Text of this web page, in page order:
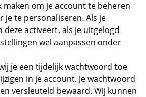
maken om je account te beheren
je te personaliseren. Als je
deze activeert, als je uitgelogd
wel aanpassen onder
je een tijdelijk wachtwoord toe
in je account. Je wachtwoord
versleuteld bewaard. Wij kunnen